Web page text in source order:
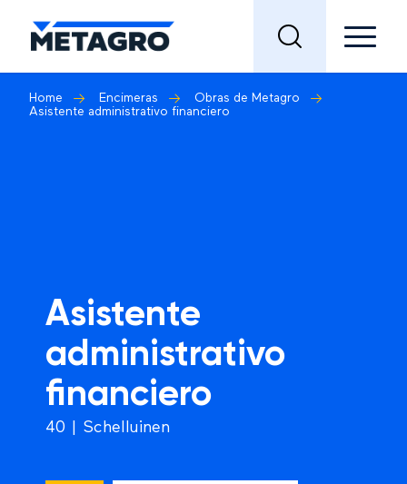
Home Encimeras
Obras de Metagro
Asistente administrativo financiero
Asistente
administrativo
financiero
40 | Schelluinen